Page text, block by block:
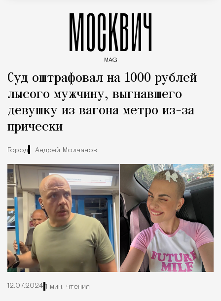
МОСКВИЧ
MAG
Суд оштрафовал на 1000 рублей
лысого мужчину, выгнавшего
девушку из вагона метро из-за
прически
Город Андрей Молчанов
12.07.2024 1 мин. чтения